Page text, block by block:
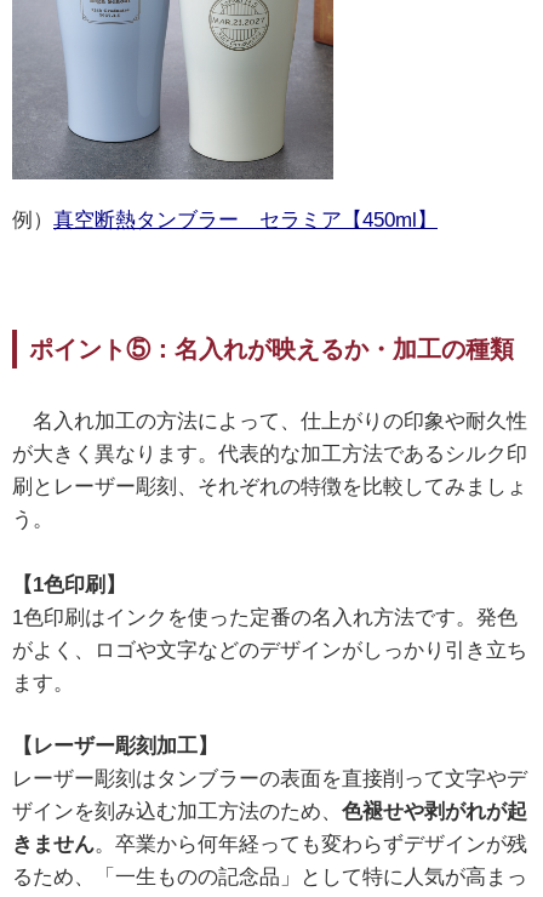
例） 真空断熱タンブラー セラミア【450ml】
ポイント⑤：名入れが映えるか・加工の種類
名入れ加工の方法によって、仕上がりの印象や耐久性
が大きく異なります。代表的な加工方法であるシルク印
刷とレーザー彫刻、それぞれの特徴を比較してみましょ
う。
【1色印刷】
1色印刷はインクを使った定番の名入れ方法です。発色
がよく、ロゴや文字などのデザインがしっかり引き立ち
ます。
【レーザー彫刻加工】
レーザー彫刻はタンブラーの表面を直接削って文字やデ
ザインを刻み込む加工方法のため、 色褪せや剥がれが起
きません。卒業から何年経っても変わらずデザインが残
るため、「一生ものの記念品」として特に人気が高まっ